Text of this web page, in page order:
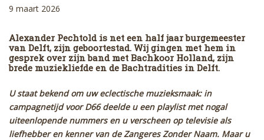
9 maart 2026
Alexander Pechtold is net een half jaar burgemeester
van Delft, zijn geboortestad. Wij gingen met hem in
gesprek over zijn band met Bachkoor Holland, zijn
brede muziekliefde en de Bachtradities in Delft.
U staat bekend om uw eclectische muzieksmaak: in
campagnetijd voor D66 deelde u een playlist met nogal
uiteenlopende nummers en u verscheen op televisie als
liefhebber en kenner van de Zangeres Zonder Naam. Maar u